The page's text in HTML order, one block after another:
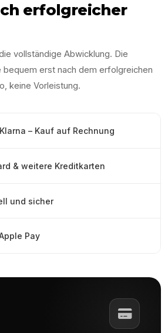
erfolgreicher
vollständige Abwicklung. Die
bequem erst nach dem erfolgreichen
keine Vorleistung.
– Kauf auf Rechnung
& weitere Kreditkarten
und sicher
Pay